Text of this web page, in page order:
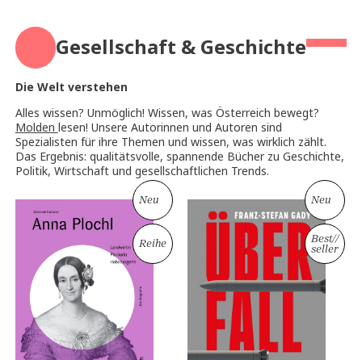
Gesellschaft & Geschichte
Die Welt verstehen
Alles wissen? Unmöglich! Wissen, was Österreich bewegt?
Molden lesen! Unsere Autorinnen und Autoren sind
Spezialisten für ihre Themen und wissen, was wirklich zählt.
Das Ergebnis: qualitätsvolle, spannende Bücher zu Geschichte,
Politik, Wirtschaft und gesellschaftlichen Trends.
Neu
Reihe
Neu
Best//
seller